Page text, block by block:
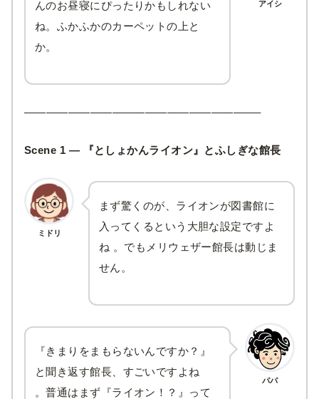
アイシ
んのお昼寝にぴったりかもしれない
ね。ふかふかのカーペットの上と
か。
—————————————————————–
Scene 1 — 『としょかんライオン』とふしぎな館長
ミドリ
まず驚くのが、ライオンが図書館に
入ってくるという大胆な設定ですよ
ね 。でもメリウェザー館長は動じま
せん。
パパ
『きまりをまもらないんですか？』
と聞き返す館長、すごいですよね
。普通はまず『ライオン！？』って